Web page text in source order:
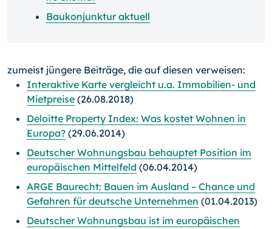
Baukonjunktur aktuell
zumeist jüngere Beiträge, die auf diesen verweisen:
Interaktive Karte vergleicht u.a. Immobilien- und
Mietpreise (26.08.2018)
Deloitte Property Index: Was kostet Wohnen in
Europa? (29.06.2014)
Deutscher Wohnungsbau behauptet Position im
europäischen Mittelfeld (06.04.2014)
ARGE Baurecht: Bauen im Ausland – Chance und
Gefahren für deutsche Unternehmen (01.04.2013)
Deutscher Wohnungsbau ist im europäischen